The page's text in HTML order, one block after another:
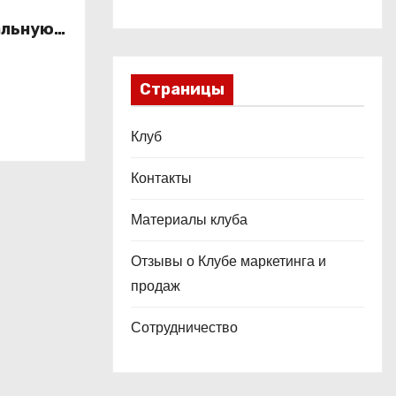
Страницы
Клуб
Контакты
Материалы клуба
Отзывы о Клубе маркетинга и
продаж
Сотрудничество